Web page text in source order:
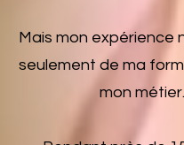
Mais mon expérience
seulement de ma
mon métier.